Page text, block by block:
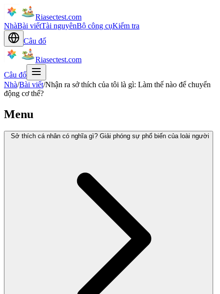
Riasectest.com
NhàBài viếtTài nguyênBộ công cụKiểm tra
Câu đố
Riasectest.com
Câu đố
Nhà/Bài viết/Nhận ra sở thích của tôi là gì: Làm thế nào để chuyển
động cơ thể?
Menu
Sở thích cá nhân có nghĩa gì? Giải phóng sự phổ biến của loài người